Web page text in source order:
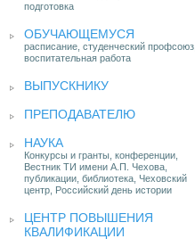
подготовка
ОБУЧАЮЩЕМУСЯ
расписание, студенческий профсоюз,
воспитательная работа
ВЫПУСКНИКУ
ПРЕПОДАВАТЕЛЮ
НАУКА
Конкурсы и гранты, конференции,
Вестник ТИ имени А.П. Чехова,
публикации, библиотека, Чеховский
центр, Российский день истории
ЦЕНТР ПОВЫШЕНИЯ
КВАЛИФИКАЦИИ